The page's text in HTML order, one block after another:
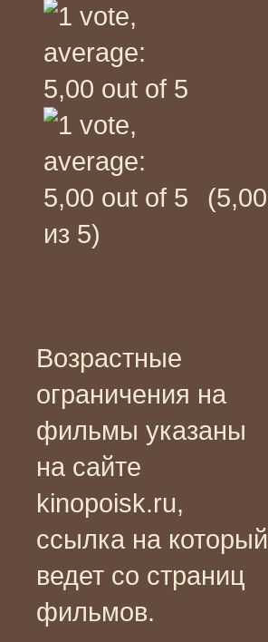
(5,00
из 5)
Возрастные
ограничения на
фильмы указаны
на сайте
kinopoisk.ru,
ссылка на который
ведет со страниц
фильмов.